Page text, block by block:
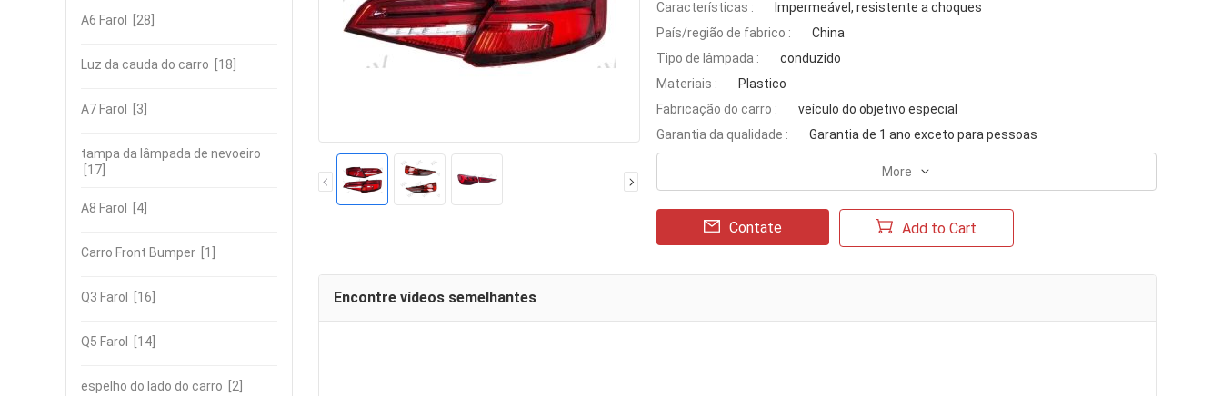
A6 Farol [28]
Luz da cauda do carro [18]
A7 Farol [3]
tampa da lâmpada de nevoeiro
[17]
A8 Farol [4]
Carro Front Bumper [1]
Q3 Farol [16]
Q5 Farol [14]
espelho do lado do carro [2]
Características :
Impermeável, resistente a choques
País/região de fabrico :
China
Tipo de lâmpada :
conduzido
Materiais :
Plastico
Fabricação do carro :
veículo do objetivo especial
Garantia da qualidade :
Garantia de 1 ano exceto para pessoas
More
Contate Add to Cart
Encontre vídeos semelhantes